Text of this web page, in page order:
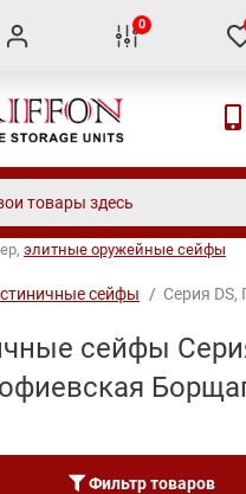
0
элитные оружейные сейфы
сейфы Серия
сейфы
Фильтр товаров